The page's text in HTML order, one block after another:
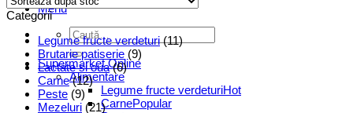
Menu
Caută
după:
Supermarket Online
Alimentare
Legume fructe verdeturi
Carne
Categorii
Legume fructe verdeturi (11)
Brutarie patiserie (9)
Lactate si oua (6)
Carne (12)
Peste (9)
Mezeluri (21)